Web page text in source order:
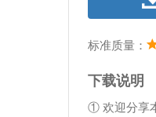
标准质量：
下载说明
① 欢迎分享